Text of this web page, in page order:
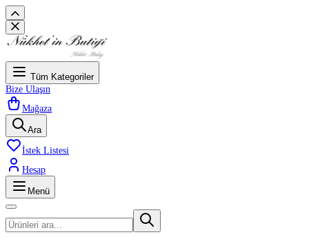
Tüm Kategoriler
Bize Ulaşın
Mağaza
Ara
İstek Listesi
Hesap
Menü